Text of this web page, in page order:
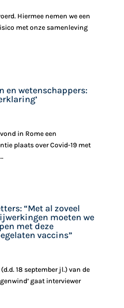
Hiermee nemen we een
met onze samenleving
en wetenschappers:
in Rome een
plaats over Covid-19 met
“Met al zoveel
moeten we
met deze
vaccins”
18 september jl.) van de
gaat interviewer